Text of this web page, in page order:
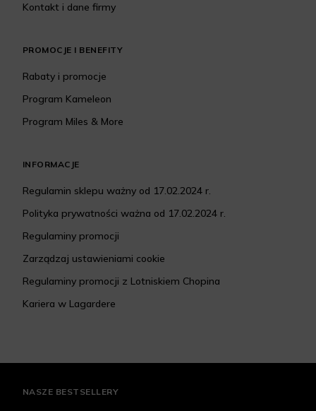
Kontakt i dane firmy
PROMOCJE I BENEFITY
Rabaty i promocje
Program Kameleon
Program Miles & More
INFORMACJE
Regulamin sklepu ważny od 17.02.2024 r.
Polityka prywatności ważna od 17.02.2024 r.
Regulaminy promocji
Zarządzaj ustawieniami cookie
Regulaminy promocji z Lotniskiem Chopina
Kariera w Lagardere
NASZE BESTSELLERY